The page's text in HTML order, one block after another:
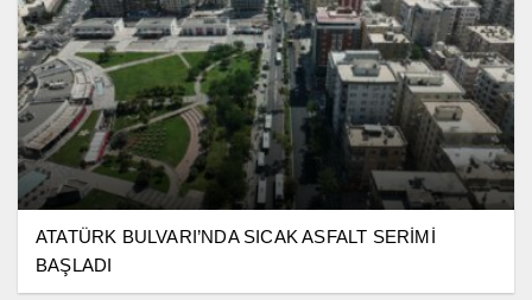
ATATÜRK BULVARI’NDA SICAK ASFALT SERİMİ
BAŞLADI